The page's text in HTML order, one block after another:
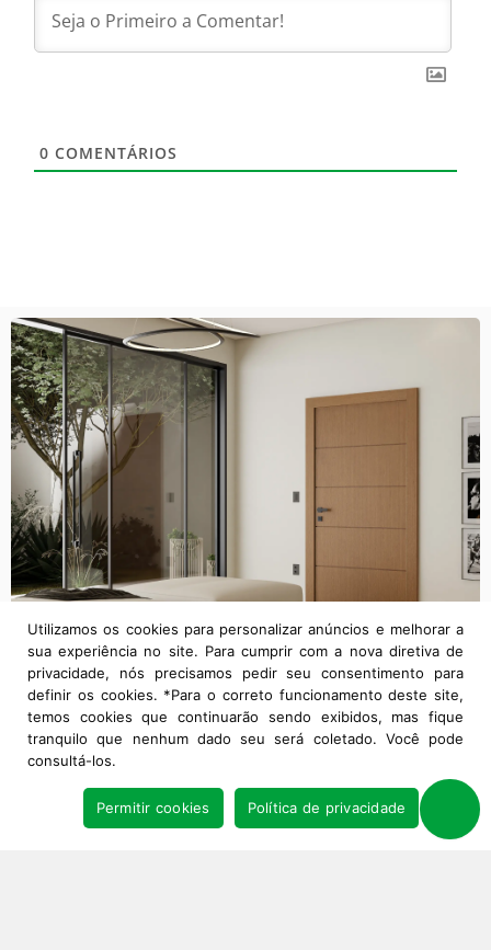
0 COMENTÁRIOS
Utilizamos os cookies para personalizar anúncios e melhorar a
sua experiência no site. Para cumprir com a nova diretiva de
privacidade, nós precisamos pedir seu consentimento para
definir os cookies. *Para o correto funcionamento deste site,
temos cookies que continuarão sendo exibidos, mas fique
tranquilo que nenhum dado seu será coletado. Você pode
consultá-los.
Permitir cookies Política de privacidade